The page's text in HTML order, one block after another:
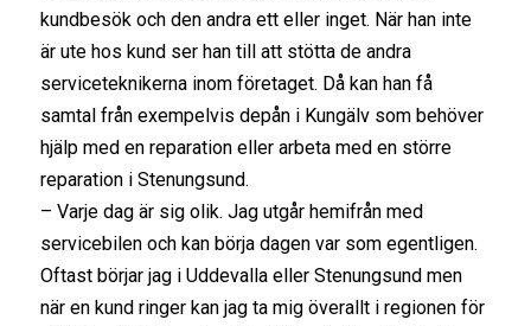
kundbesök och den andra ett eller inget. När han inte
är ute hos kund ser han till att stötta de andra
serviceteknikerna inom företaget. Då kan han få
samtal från exempelvis depån i Kungälv som behöver
hjälp med en reparation eller arbeta med en större
reparation i Stenungsund.
– Varje dag är sig olik. Jag utgår hemifrån med
servicebilen och kan börja dagen var som egentligen.
Oftast börjar jag i Uddevalla eller Stenungsund men
när en kund ringer kan jag ta mig överallt i regionen för